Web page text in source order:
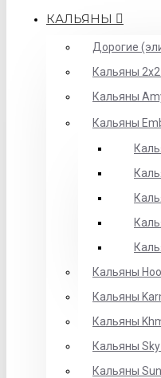
КАЛЬЯНЫ
Дорогие
Кальяны
Кальяны
Кальяны
Кальяны
Кальяны
Кальяны
Кальяны
Кальяны